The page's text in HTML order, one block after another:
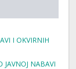
I OKVIRNIH
JAVNOJ NABAVI